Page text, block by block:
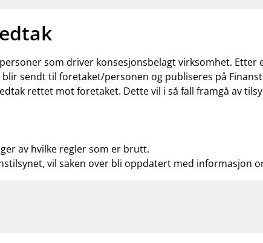
som driver konsesjonsbelagt virksomhet.
sendt til foretaket/personen og publiseres på
rettet mot foretaket. Dette vil i så fall framgå av
av hvilke regler som er brutt.
vil saken over bli oppdatert med informasjon